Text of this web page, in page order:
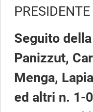
Seguito
Panizzut,
Menga,
ed altri n. 1-